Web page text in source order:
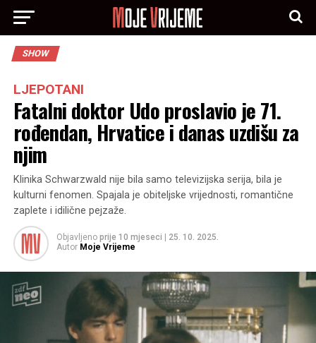
SHOW
LJEPOTANI
Fatalni doktor Udo proslavio je 71.
rođendan, Hrvatice i danas uzdišu za
njim
Klinika Schwarzwald nije bila samo televizijska serija, bila je
kulturni fenomen. Spajala je obiteljske vrijednosti, romantične
zaplete i idilične pejzaže.
Objavljeno prije 10 mjeseci
25. 10. 2025.
Autor Moje Vrijeme